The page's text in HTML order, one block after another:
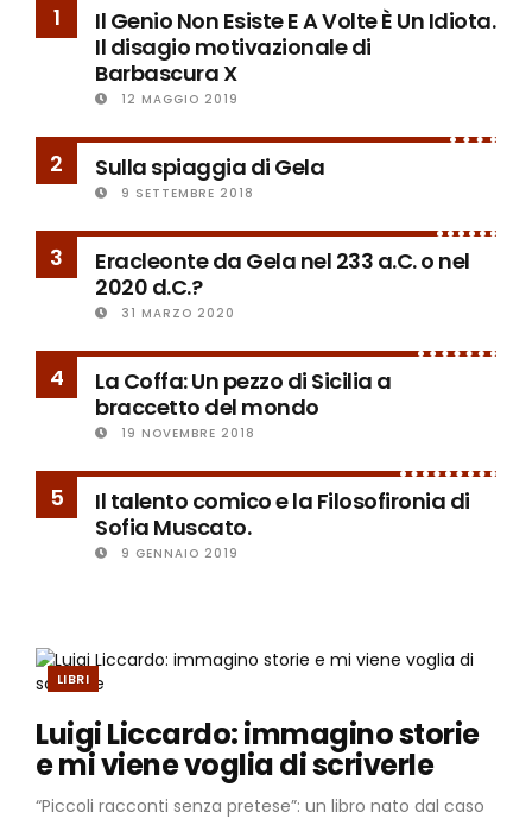
1
Il Genio Non Esiste E A Volte È Un Idiota.
Il disagio motivazionale di
Barbascura X
12 MAGGIO 2019
2 Sulla spiaggia di Gela
9 SETTEMBRE 2018
3
Eracleonte da Gela nel 233 a.C. o nel
2020 d.C.?
31 MARZO 2020
4
La Coffa: Un pezzo di Sicilia a
braccetto del mondo
19 NOVEMBRE 2018
5
Il talento comico e la Filosofironia di
Sofia Muscato.
9 GENNAIO 2019
LIBRI
Luigi Liccardo: immagino storie
e mi viene voglia di scriverle
“Piccoli racconti senza pretese”: un libro nato dal caso